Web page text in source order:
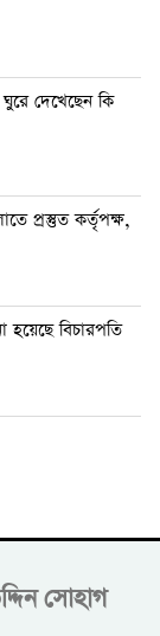
দেখেছেন কি
প্রস্তুত কর্তৃপক্ষ,
হয়েছে বিচারপতি
সোহাগ